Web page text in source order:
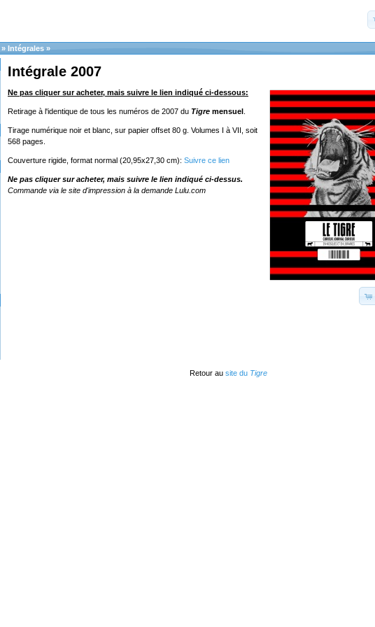
» Intégrales »
Intégrale 2007
Ne pas cliquer sur acheter, mais suivre le lien indiqué ci-dessous:
Retirage à l'identique de tous les numéros de 2007 du Tigre mensuel
Tirage numérique noir et blanc, sur papier offset 80 g. Volumes I à VII, soit
568 pages.
Couverture rigide, format normal (20,95x27,30 cm): Suivre ce lien
Ne pas cliquer sur acheter, mais suivre le lien indiqué ci-dessus.
Commande via le site d'impression à la demande Lulu.com
Retour au site du Tigre